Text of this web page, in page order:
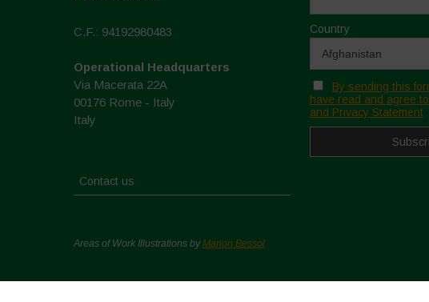
C.F.: 94192980483
Operational Headquarters
Via Macerata 22A
00176 Rome - Italy
Italy
Contact us
Areas of Work Illustrations byMarion Bessol
Country
By sending this
have read and agree
and Privacy Statement